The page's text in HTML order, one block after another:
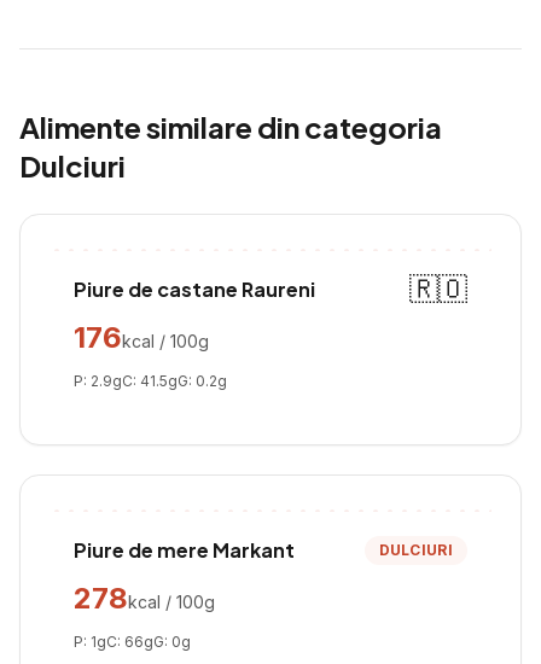
Alimente similare din categoria
Dulciuri
Piure de castane Raureni
🇷🇴
176kcal / 100g
P: 2.9gC: 41.5gG: 0.2g
Piure de mere Markant DULCIURI
278kcal / 100g
P: 1gC: 66gG: 0g